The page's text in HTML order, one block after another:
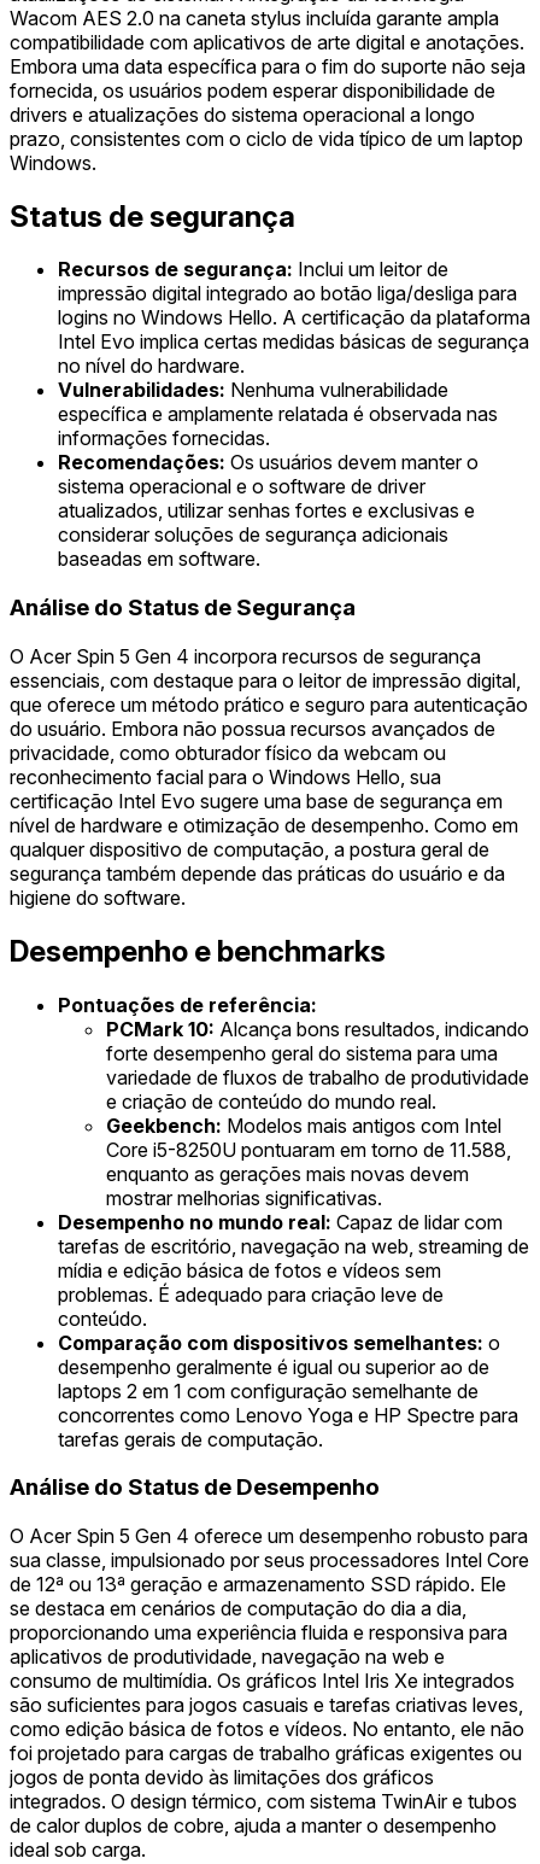
Wacom AES 2.0 na caneta stylus incluída garante ampla
compatibilidade com aplicativos de arte digital e anotações.
Embora uma data específica para o fim do suporte não seja
fornecida, os usuários podem esperar disponibilidade de
drivers e atualizações do sistema operacional a longo
prazo, consistentes com o ciclo de vida típico de um laptop
Windows.
Status de segurança
Recursos de segurança: Inclui um leitor de
impressão digital integrado ao botão liga/desliga para
logins no Windows Hello. A certificação da plataforma
Intel Evo implica certas medidas básicas de segurança
no nível do hardware.
Vulnerabilidades: Nenhuma vulnerabilidade
específica e amplamente relatada é observada nas
informações fornecidas.
Recomendações: Os usuários devem manter o
sistema operacional e o software de driver
atualizados, utilizar senhas fortes e exclusivas e
considerar soluções de segurança adicionais
baseadas em software.
Análise do Status de Segurança
O Acer Spin 5 Gen 4 incorpora recursos de segurança
essenciais, com destaque para o leitor de impressão digital,
que oferece um método prático e seguro para autenticação
do usuário. Embora não possua recursos avançados de
privacidade, como obturador físico da webcam ou
reconhecimento facial para o Windows Hello, sua
certificação Intel Evo sugere uma base de segurança em
nível de hardware e otimização de desempenho. Como em
qualquer dispositivo de computação, a postura geral de
segurança também depende das práticas do usuário e da
higiene do software.
Desempenho e benchmarks
Pontuações de referência:
PCMark 10: Alcança bons resultados, indicando
forte desempenho geral do sistema para uma
variedade de fluxos de trabalho de produtividade
e criação de conteúdo do mundo real.
Geekbench: Modelos mais antigos com Intel
Core i5-8250U pontuaram em torno de 11.588,
enquanto as gerações mais novas devem
mostrar melhorias significativas.
Desempenho no mundo real: Capaz de lidar com
tarefas de escritório, navegação na web, streaming de
mídia e edição básica de fotos e vídeos sem
problemas. É adequado para criação leve de
conteúdo.
Comparação com dispositivos semelhantes: o
desempenho geralmente é igual ou superior ao de
laptops 2 em 1 com configuração semelhante de
concorrentes como Lenovo Yoga e HP Spectre para
tarefas gerais de computação.
Análise do Status de Desempenho
O Acer Spin 5 Gen 4 oferece um desempenho robusto para
sua classe, impulsionado por seus processadores Intel Core
de 12ª ou 13ª geração e armazenamento SSD rápido. Ele
se destaca em cenários de computação do dia a dia,
proporcionando uma experiência fluida e responsiva para
aplicativos de produtividade, navegação na web e
consumo de multimídia. Os gráficos Intel Iris Xe integrados
são suficientes para jogos casuais e tarefas criativas leves,
como edição básica de fotos e vídeos. No entanto, ele não
foi projetado para cargas de trabalho gráficas exigentes ou
jogos de ponta devido às limitações dos gráficos
integrados. O design térmico, com sistema TwinAir e tubos
de calor duplos de cobre, ajuda a manter o desempenho
ideal sob carga.